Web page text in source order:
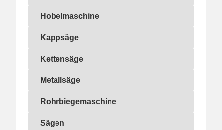
Hobelmaschine
Hobelmaschine
Kappsäge
Kappsäge
Kettensäge
Kettensäge
Metallsäge
Metallsäge
Rohrbiegemaschine
Rohrbiegemaschine
Sägen
Sägen